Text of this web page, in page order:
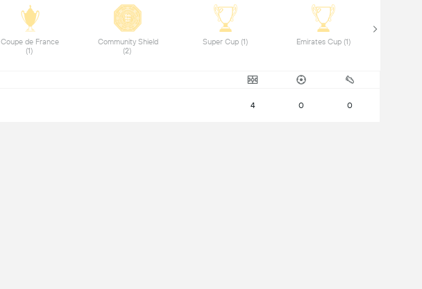
Coupe de France
(1)
Community Shield
(2)
Emirates Cup (1)
4 0 0